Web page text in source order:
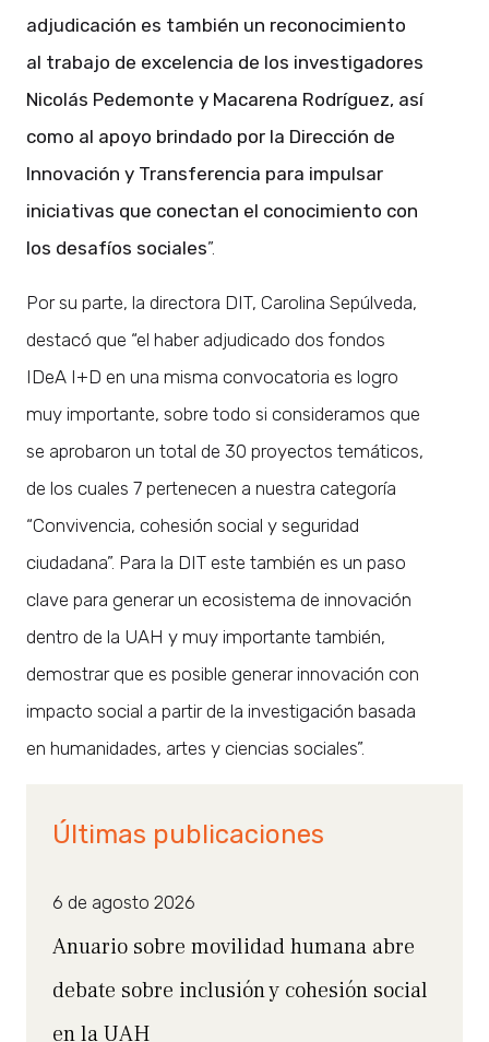
adjudicación es también un reconocimiento
al trabajo de excelencia de los investigadores
Nicolás Pedemonte y Macarena Rodríguez, así
como al apoyo brindado por la Dirección de
Innovación y Transferencia para impulsar
iniciativas que conectan el conocimiento con
los desafíos sociales”.
Por su parte, la directora DIT, Carolina Sepúlveda,
destacó que “el haber adjudicado dos fondos
IDeA I+D en una misma convocatoria es logro
muy importante, sobre todo si consideramos que
se aprobaron un total de 30 proyectos temáticos,
de los cuales 7 pertenecen a nuestra categoría
“Convivencia, cohesión social y seguridad
ciudadana”. Para la DIT este también es un paso
clave para generar un ecosistema de innovación
dentro de la UAH y muy importante también,
demostrar que es posible generar innovación con
impacto social a partir de la investigación basada
en humanidades, artes y ciencias sociales”.
Últimas publicaciones
6 de agosto 2026
Anuario sobre movilidad humana abre
debate sobre inclusión y cohesión social
en la UAH